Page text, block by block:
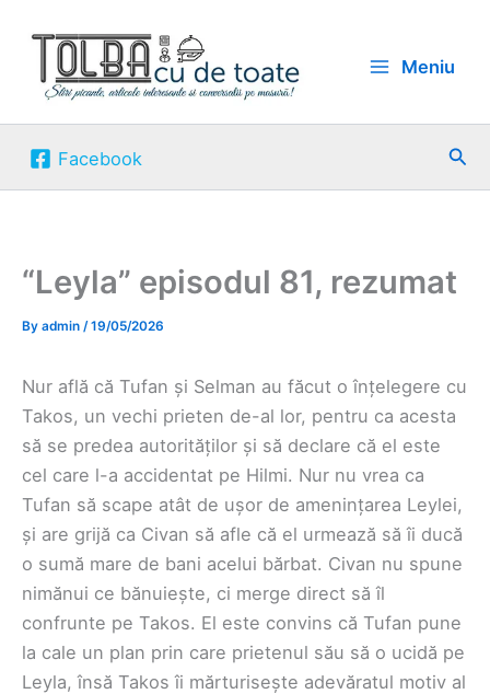
content
Meniu
Facebook
“Leyla” episodul 81, rezumat
By admin /19/05/2026
Nur află că Tufan și Selman au făcut o înțelegere cu
Takos, un vechi prieten de-al lor, pentru ca acesta
să se predea autorităților și să declare că el este
cel care l-a accidentat pe Hilmi. Nur nu vrea ca
Tufan să scape atât de ușor de amenințarea Leylei,
și are grijă ca Civan să afle că el urmează să îi ducă
o sumă mare de bani acelui bărbat. Civan nu spune
nimănui ce bănuiește, ci merge direct să îl
confrunte pe Takos. El este convins că Tufan pune
la cale un plan prin care prietenul său să o ucidă pe
Leyla, însă Takos îi mărturisește adevăratul motiv al